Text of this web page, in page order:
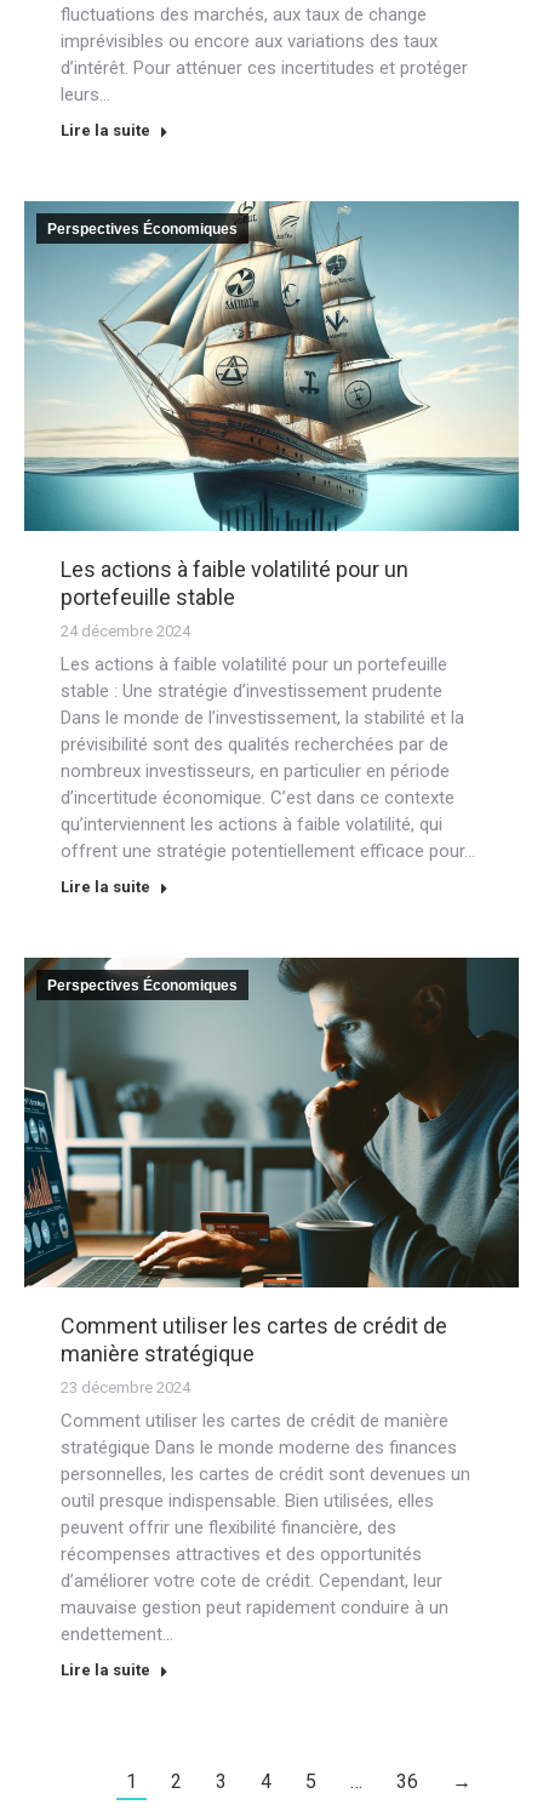
fluctuations des marchés, aux taux de change
imprévisibles ou encore aux variations des taux
d’intérêt. Pour atténuer ces incertitudes et protéger
leurs…
Lire la suite
Perspectives Économiques
Les actions à faible volatilité pour un
portefeuille stable
24 décembre 2024
Les actions à faible volatilité pour un portefeuille
stable : Une stratégie d’investissement prudente
Dans le monde de l’investissement, la stabilité et la
prévisibilité sont des qualités recherchées par de
nombreux investisseurs, en particulier en période
d’incertitude économique. C’est dans ce contexte
qu’interviennent les actions à faible volatilité, qui
offrent une stratégie potentiellement efficace pour…
Lire la suite
Perspectives Économiques
Comment utiliser les cartes de crédit de
manière stratégique
23 décembre 2024
Comment utiliser les cartes de crédit de manière
stratégique Dans le monde moderne des finances
personnelles, les cartes de crédit sont devenues un
outil presque indispensable. Bien utilisées, elles
peuvent offrir une flexibilité financière, des
récompenses attractives et des opportunités
d’améliorer votre cote de crédit. Cependant, leur
mauvaise gestion peut rapidement conduire à un
endettement…
Lire la suite
1 2 3 4 5 … 36 →